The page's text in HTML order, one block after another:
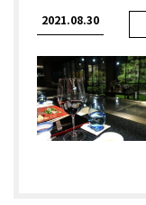
2021.08.30